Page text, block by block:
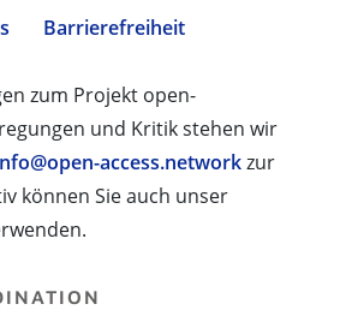
Barrierefreiheit
zum Projekt open-
und Kritik stehen wir
access.networkzur
können Sie auch unser